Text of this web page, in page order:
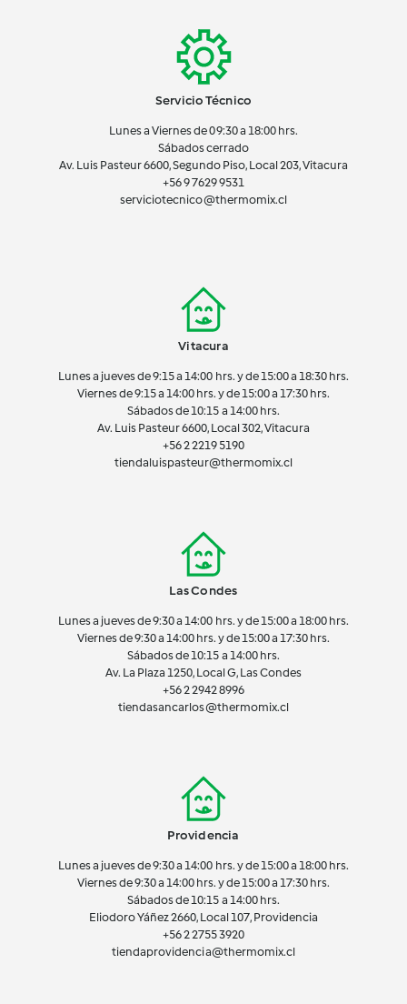
Servicio Técnico
Lunes a Viernes de 09:30 a 18:00 hrs.
Sábados cerrado
Av. Luis Pasteur 6600, Segundo Piso, Local 203, Vitacura
+56 9 7629 9531
serviciotecnico@thermomix.cl
Vitacura
Lunes a jueves de 9:15 a 14:00 hrs. y de 15:00 a 18:30 hrs.
Viernes de 9:15 a 14:00 hrs. y de 15:00 a 17:30 hrs.
Sábados de 10:15 a 14:00 hrs.
Av. Luis Pasteur 6600, Local 302, Vitacura
+56 2 2219 5190
tiendaluispasteur@thermomix.cl
Las Condes
Lunes a jueves de 9:30 a 14:00 hrs. y de 15:00 a 18:00 hrs.
Viernes de 9:30 a 14:00 hrs. y de 15:00 a 17:30 hrs.
Sábados de 10:15 a 14:00 hrs.
Av. La Plaza 1250, Local G, Las Condes
+56 2 2942 8996
tiendasancarlos@thermomix.cl
Providencia
Lunes a jueves de 9:30 a 14:00 hrs. y de 15:00 a 18:00 hrs.
Viernes de 9:30 a 14:00 hrs. y de 15:00 a 17:30 hrs.
Sábados de 10:15 a 14:00 hrs.
Eliodoro Yáñez 2660, Local 107, Providencia
+56 2 2755 3920
tiendaprovidencia@thermomix.cl